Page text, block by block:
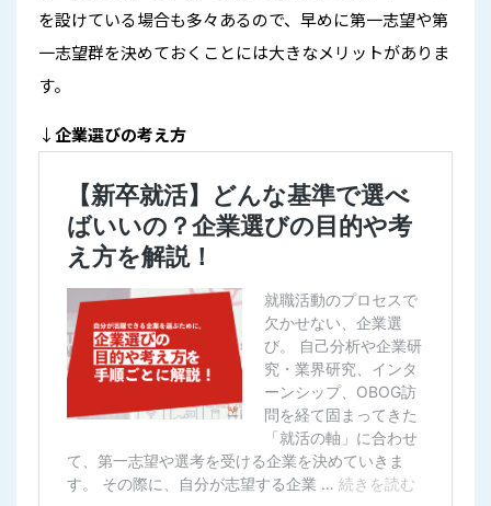
を設けている場合も多々あるので、早めに第一志望や第
一志望群を決めておくことには大きなメリットがありま
す。
↓企業選びの考え方